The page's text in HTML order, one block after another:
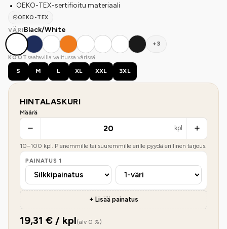
OEKO-TEX-sertifioitu materiaali
OEKO-TEX
VÄRI Black/White
+3
KOOT saatavilla valitussa värissä
S
M L XL XXL 3XL
HINTALASKURI
Määrä
kpl
10–100 kpl. Pienemmille tai suuremmille erille pyydä erillinen tarjous.
PAINATUS 1
+ Lisää painatus
19,31 € / kpl(alv 0 %)